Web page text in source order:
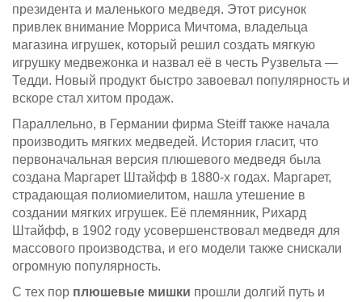
президента и маленького медведя. Этот рисунок
привлек внимание Морриса Мичтома, владельца
магазина игрушек, который решил создать мягкую
игрушку медвежонка и назвал её в честь Рузвельта —
Тедди. Новый продукт быстро завоевал популярность и
вскоре стал хитом продаж.
Параллельно, в Германии фирма Steiff также начала
производить мягких медведей. История гласит, что
первоначальная версия плюшевого медведя была
создана Маргарет Штайфф в 1880-х годах. Маргарет,
страдающая полиомиелитом, нашла утешение в
создании мягких игрушек. Её племянник, Рихард
Штайфф, в 1902 году усовершенствовал медведя для
массового производства, и его модели также снискали
огромную популярность.
С тех пор плюшевые мишки прошли долгий путь и